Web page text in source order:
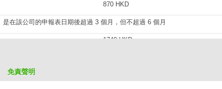
870 HKD
是在該公司的申報表日期後超過 3 個月，但不超過 6 個月
1740 HKD
免責聲明